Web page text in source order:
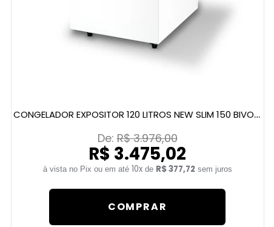
CONGELADOR EXPOSITOR 120 LITROS NEW SLIM 150 BIVOLT AMARELO
De: R$ 3.976,00
R$ 3.475,02
10xde R$ 377,72sem juros
COMPRAR